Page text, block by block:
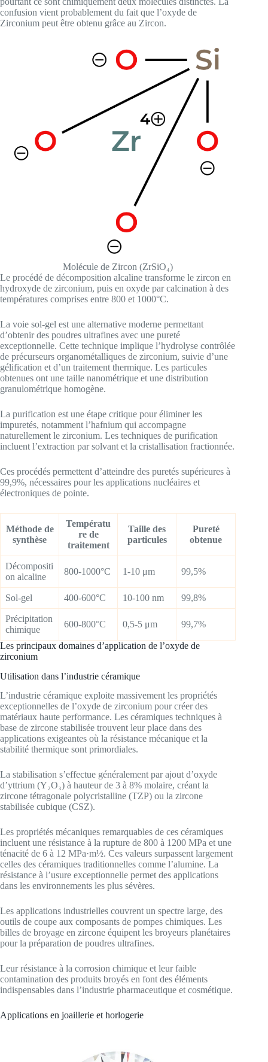
confusion vient probablement du fait que l’oxyde de
Zirconium peut être obtenu grâce au Zircon.
Molécule de Zircon (ZrSiO₄)
Le procédé de décomposition alcaline transforme le zircon en
hydroxyde de zirconium, puis en oxyde par calcination à des
températures comprises entre 800 et 1000°C.
La voie sol-gel est une alternative moderne permettant
d’obtenir des poudres ultrafines avec une pureté
exceptionnelle. Cette technique implique l’hydrolyse contrôlée
de précurseurs organométalliques de zirconium, suivie d’une
gélification et d’un traitement thermique. Les particules
obtenues ont une taille nanométrique et une distribution
granulométrique homogène.
La purification est une étape critique pour éliminer les
impuretés, notamment l’hafnium qui accompagne
naturellement le zirconium. Les techniques de purification
incluent l’extraction par solvant et la cristallisation fractionnée.
Ces procédés permettent d’atteindre des puretés supérieures à
99,9%, nécessaires pour les applications nucléaires et
électroniques de pointe.
Méthode de
synthèse
Températu
re de
traitement
Taille des
particules
Pureté
obtenue
Décompositi
on alcaline
800-1000°C 1-10 μm 99,5%
Sol-gel 400-600°C 10-100 nm 99,8%
Précipitation
chimique
600-800°C 0,5-5 μm 99,7%
Les principaux domaines d’application de l’oxyde de
zirconium
Utilisation dans l’industrie céramique
L’industrie céramique exploite massivement les propriétés
exceptionnelles de l’oxyde de zirconium pour créer des
matériaux haute performance. Les céramiques techniques à
base de zircone stabilisée trouvent leur place dans des
applications exigeantes où la résistance mécanique et la
stabilité thermique sont primordiales.
La stabilisation s’effectue généralement par ajout d’oxyde
d’yttrium (Y₂O₃) à hauteur de 3 à 8% molaire, créant la
zircone tétragonale polycristalline (TZP) ou la zircone
stabilisée cubique (CSZ).
Les propriétés mécaniques remarquables de ces céramiques
incluent une résistance à la rupture de 800 à 1200 MPa et une
ténacité de 6 à 12 MPa·m½. Ces valeurs surpassent largement
celles des céramiques traditionnelles comme l’alumine. La
résistance à l’usure exceptionnelle permet des applications
dans les environnements les plus sévères.
Les applications industrielles couvrent un spectre large, des
outils de coupe aux composants de pompes chimiques. Les
billes de broyage en zircone équipent les broyeurs planétaires
pour la préparation de poudres ultrafines.
Leur résistance à la corrosion chimique et leur faible
contamination des produits broyés en font des éléments
indispensables dans l’industrie pharmaceutique et cosmétique.
Applications en joaillerie et horlogerie